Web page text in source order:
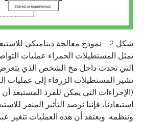
شكل 2 - نموذج معالجة ديناميكي للاستبعاد الاجتماعي.
تمثل المستطيلات الحمراء عمليات
التي تحدث داخل مخ الشخص الذي يتعرض
تشير المستطيلات الزرقاء إلى عمليات
(الإجراءات التي يمكن للفرد المستبعد
استبعادنا، فإننا نرصد التأثير المنفر
وننظمه. ويعتقد أن هذه العمليات تتغير